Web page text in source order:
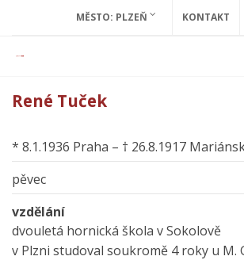
MĚSTO: PLZEŇ KONTAKT
René Tuček
* 8.1.1936 Praha – † 26.8.1917
pěvec
vzdělání
dvouletá hornická škola v Sokolově
v Plzni studoval soukromě 4 roky u M.